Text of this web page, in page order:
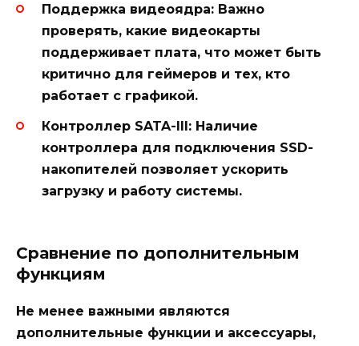
Поддержка видеоядра: Важно
проверять, какие видеокарты
поддерживает плата, что может быть
критично для геймеров и тех, кто
работает с графикой.
Контроллер SATA-III: Наличие
контроллера для подключения SSD-
накопителей позволяет ускорить
загрузку и работу системы.
Сравнение по дополнительным
функциям
Не менее важными являются
дополнительные функции и аксессуары,